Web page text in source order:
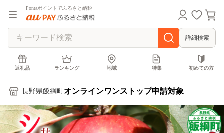
Pontaポイントでふるさと納税
詳細検索
返礼品 ランキング 地域 特集 初めての方
長野県飯綱町 オンラインワンストップ申請対象